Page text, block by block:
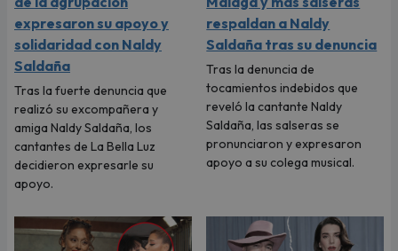
expresaron su apoyo y
solidaridad con Naldy
Saldaña
Tras la fuerte denuncia que
realizó su excompañera y
amiga Naldy Saldaña, los
cantantes de La Bella Luz
decidieron expresarle su
apoyo.
respaldan a Naldy
Saldaña tras su denuncia
Tras la denuncia de
tocamientos indebidos que
reveló la cantante Naldy
Saldaña, las salseras se
pronunciaron y expresaron
apoyo a su colega musical.